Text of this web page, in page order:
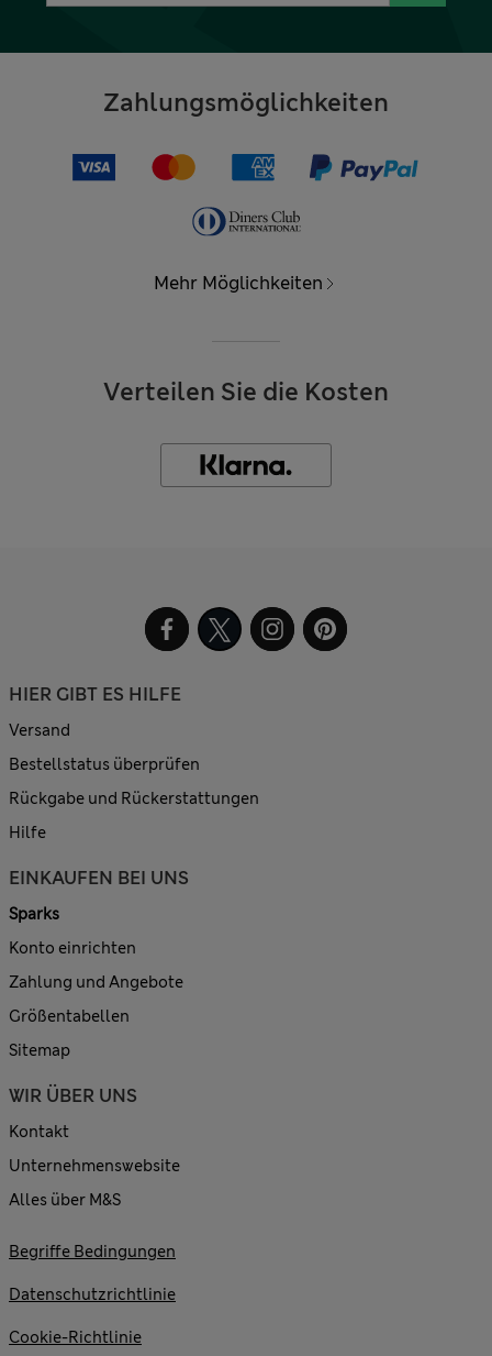
Zahlungsmöglichkeiten
Mehr Möglichkeiten
Verteilen Sie die Kosten
HIER GIBT ES HILFE
Versand
Bestellstatus überprüfen
Rückgabe und Rückerstattungen
Hilfe
EINKAUFEN BEI UNS
Sparks
Konto einrichten
Zahlung und Angebote
Größentabellen
Sitemap
WIR ÜBER UNS
Kontakt
Unternehmenswebsite
Alles über M&S
Begriffe Bedingungen
Datenschutzrichtlinie
Cookie-Richtlinie